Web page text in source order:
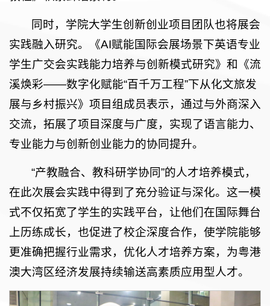
同时，学院大学生创新创业项目团队也将展会
实践融入研究。《AI赋能国际会展场景下英语专业
学生广交会实践能力培养与创新模式研究》和《流
溪焕彩——数字化赋能“百千万工程”下从化文旅发
展与乡村振兴》项目组成员表示，通过与外商深入
交流，拓展了项目深度与广度，实现了语言能力、
专业能力与创新创业能力的协同提升。
“产教融合、教科研学协同”的人才培养模式，
在此次展会实践中得到了充分验证与深化。这一模
式不仅拓宽了学生的实践平台，让他们在国际舞台
上历练成长，也促进了校企深度合作，使学院能够
更准确把握行业需求，优化人才培养方案，为粤港
澳大湾区经济发展持续输送高素质应用型人才。